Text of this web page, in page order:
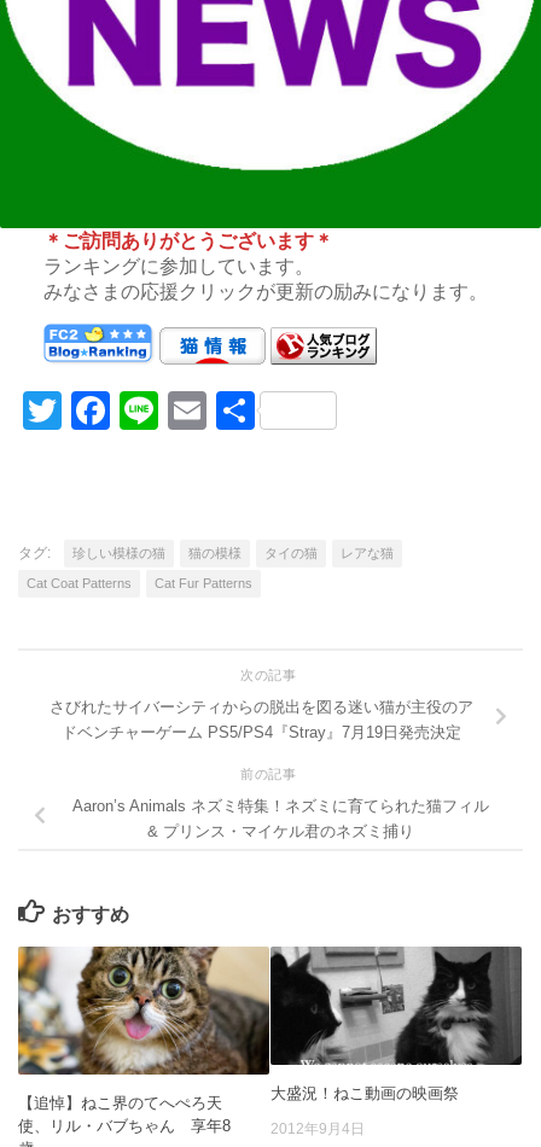
＊ご訪問ありがとうございます＊
ランキングに参加しています。
みなさまの応援クリックが更新の励みになります。
TwitterFacebook
LineEmail
共
タグ: 珍しい模様の猫 猫の模様 タイの猫 レアな猫
Cat Coat Patterns Cat Fur Patterns
次の記事
さびれたサイバーシティからの脱出を図る迷い猫が主役のア
ドベンチャーゲーム PS5/PS4『Stray』7月19日発売決定
前の記事
Aaron’s Animals ネズミ特集！ネズミに育てられた猫フィル
& プリンス・マイケル君のネズミ捕り
おすすめ
【追悼】ねこ界のてへぺろ天
使、リル・バブちゃん 享年8
大盛況！ねこ動画の映画祭
2012年9月4日